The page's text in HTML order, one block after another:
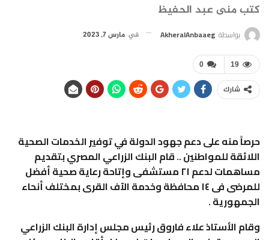
كتب منى عبد الحفيظ
بواسطة AkheralAnbaaeg في مارس 7, 2023
0 19
شارك
حرصاً منه على دعم جهود الدولة في توفير الخدمات الصحية
اللائقة للمواطنين .. قام البنك الزراعي المصري بتقديم
مساهمات لدعم ٢١ مستشفى وإتاحة رعاية صحية أفضل
للمرضى فى ١٤ محافظة وخدمة الآف القرى بمختلف أنحاء
الجمهورية .
وقام الأستاذ علاء فاروق رئيس مجلس إدارة البنك الزراعي